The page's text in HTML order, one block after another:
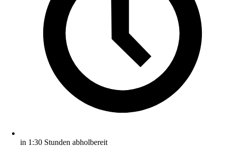
in 1:30 Stunden abholbereit